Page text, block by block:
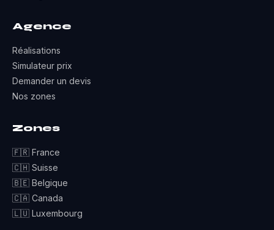
Agence
Réalisations
Simulateur prix
Demander un devis
Nos zones
Zones
🇫🇷 France
🇨🇭 Suisse
🇧🇪 Belgique
🇨🇦 Canada
🇱🇺 Luxembourg